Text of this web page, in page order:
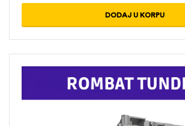
DODAJ U KORPU